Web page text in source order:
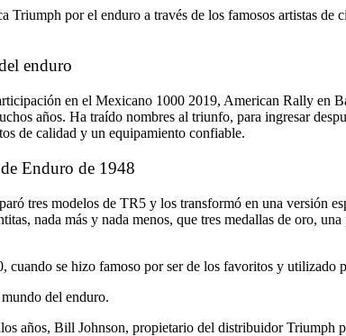
Triumph por el enduro a través de los famosos artistas
enduro
en el Mexicano 1000 2019, American Rally en
años. Ha traído nombres al triunfo, para ingresar
de calidad y un equipamiento confiable.
Enduro de 1948
tres modelos de TR5 y los transformó en una versión
nada más y nada menos, que tres medallas de oro,
cuando se hizo famoso por ser de los favoritos y utilizado
del enduro.
años, Bill Johnson, propietario del distribuidor